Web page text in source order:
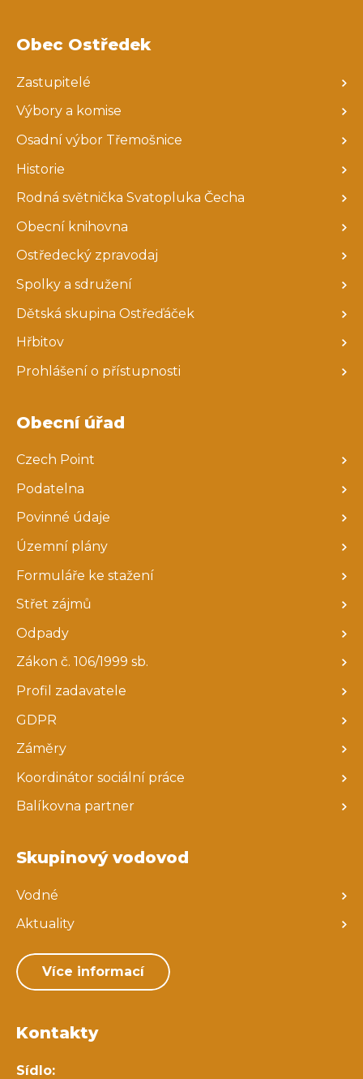
Obec Ostředek
Zastupitelé
Výbory a komise
Osadní výbor Třemošnice
Historie
Rodná světnička Svatopluka Čecha
Obecní knihovna
Ostředecký zpravodaj
Spolky a sdružení
Dětská skupina Ostřeďáček
Hřbitov
Prohlášení o přístupnosti
Obecní úřad
Czech Point
Podatelna
Povinné údaje
Územní plány
Formuláře ke stažení
Střet zájmů
Odpady
Zákon č. 106/1999 sb.
Profil zadavatele
GDPR
Záměry
Koordinátor sociální práce
Balíkovna partner
Skupinový vodovod
Vodné
Aktuality
Více informací
Kontakty
Sídlo: